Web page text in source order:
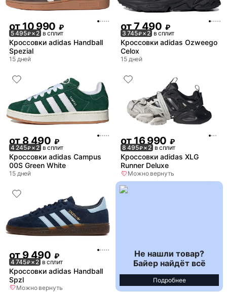
от10 990 ₽
5 495₽× 2 в сплит
Кроссовки adidas Handball
Spezial
15 дней
от7 490 ₽
3 745₽× 2 в сплит
Кроссовки adidas Ozweego
Celox
15 дней
от8 490 ₽
4 245₽× 2 в сплит
Кроссовки adidas Campus
00S Green White
15 дней
от16 990 ₽
8 495₽× 2 в сплит
Кроссовки adidas XLG
Runner Deluxe
Можно вернуть
от 9 490 ₽
4 745₽× 2 в сплит
Кроссовки adidas Handball
Spzl
Можно вернуть
Не нашли товар?
Байер найдёт всё
Подробнее